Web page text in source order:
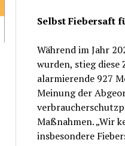
Selbst Fiebersaft
Während im Jahr
wurden, stieg diese
alarmierende 927
Meinung der
Maßnahmen. „Wir
insbesondere